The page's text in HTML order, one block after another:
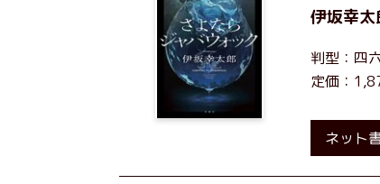
伊坂幸太
判型：四
定価：
ネット